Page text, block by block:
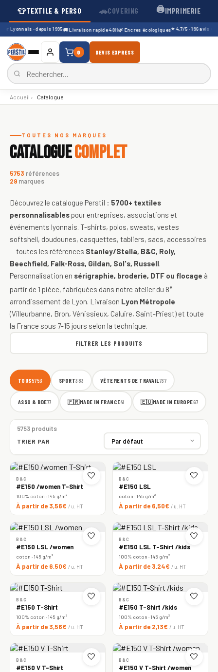
👕TEXTILE & PERSO 🚗COVERING 🖨️IMPRIMERIE
Lyonnais · depuis 1995🚚 Livraison rapide 48H🌿 Encres écologiques⭐ 4,7/5 · 196 avis
0 DEVIS EXPRESS
Accueil › Catalogue
TOUTES NOS MARQUES
CATALOGUECOMPLET
5753 références
29 marques
Découvrez le catalogue Perstil : 5700+ textiles
personnalisables pour entreprises, associations et
événements lyonnais. T-shirts, polos, sweats, vestes
softshell, doudounes, casquettes, tabliers, sacs, accessoires
— toutes les références Stanley/Stella, B&C, Roly,
Beechfield, Falk-Ross, Gildan, Sol's, Russell.
Personnalisation en sérigraphie, broderie, DTF ou flocage à
partir de 1 pièce, fabriquées dans notre atelier du 8e
arrondissement de Lyon. Livraison Lyon Métropole
(Villeurbanne, Bron, Vénissieux, Caluire, Saint-Priest) et toute
la France sous 7-15 jours selon la technique.
FILTRER LES PRODUITS
TOUS5753 SPORT383 VÊTEMENTS DE TRAVAIL737
ASSO & BDE77 🇫🇷MADE IN FRANCE41 🇪🇺MADE IN EUROPE67
5753 produits
TRIER PAR
🤍
B&C
#E150 /women T-Shirt
100% coton · 145 g/m²
À partir de 3,56€ / u. HT
🤍
B&C
#E150 LSL
coton · 145 g/m²
À partir de 6,50€ / u. HT
🤍
B&C
#E150 LSL /women
coton · 145 g/m²
À partir de 6,50€ / u. HT
🤍
B&C
#E150 LSL T-Shirt /kids
100% coton · 145 g/m²
À partir de 3,24€ / u. HT
🤍
B&C
#E150 T-Shirt
100% coton · 145 g/m²
À partir de 3,56€ / u. HT
🤍
B&C
#E150 T-Shirt /kids
100% coton · 145 g/m²
À partir de 2,13€ / u. HT
🤍
B&C
#E150 V T-Shirt
🤍
B&C
#E150 V T-Shirt /women